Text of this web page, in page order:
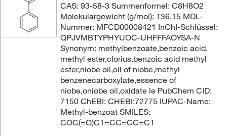
CAS: 93-58-3 Summenformel: C8H8O2
Molekulargewicht (g/mol): 136.15 MDL-
Nummer: MFCD00008421 InChI-Schlüssel:
QPJVMBTYPHYUOC-UHFFFAOYSA-N
Synonym: methylbenzoate,benzoic acid,
methyl ester,clorius,benzoic acid methyl
ester,niobe oil,oil of niobe,methyl
benzenecarboxylate,essence of
niobe,oniobe oil,oxidate le PubChem CID:
7150 ChEBI: CHEBI:72775 IUPAC-Name:
Methyl-benzoat SMILES:
COC(=O)C1=CC=CC=C1